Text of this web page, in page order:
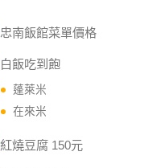
忠南飯館菜單價格
白飯吃到飽
蓬萊米
在來米
紅燒豆腐 150元